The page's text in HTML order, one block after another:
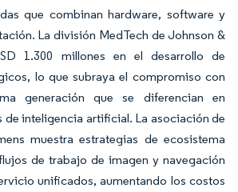
que combinan hardware, software y
La división MedTech de Johnson &
1.300 millones en el desarrollo de
lo que subraya el compromiso con
generación que se diferencian en
de inteligencia artificial. La asociación de
muestra estrategias de ecosistema
de trabajo de imagen y navegación
unificados, aumentando los costos